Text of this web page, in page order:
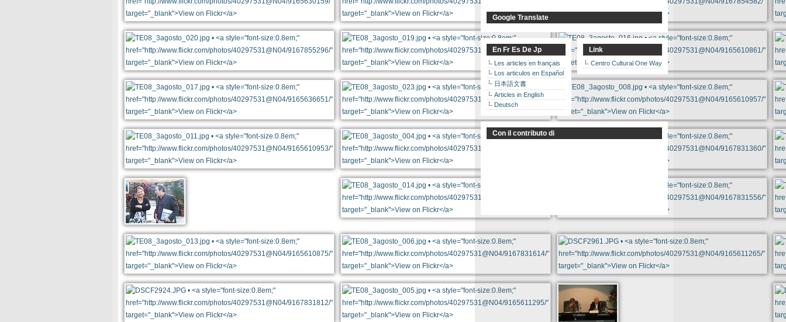
Google Translate
En Fr Es De Jp
Les articles en français
Los articulos en Español
日本語文書
Articles in English
Deutsch
Link
Centro Cultural One Way
Con il contributo di